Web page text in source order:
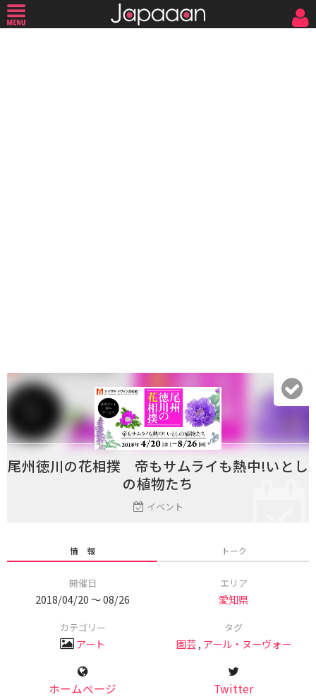
尾州徳川の花相撲 帝もサムライも熱中!いとし
の植物たち
イベント
情 報 トーク
開催日
2018/04/20 〜 08/26
エリア
愛知県
カテゴリー
アート
タグ
園芸, アール・ヌーヴォー
ホームページ Twitter